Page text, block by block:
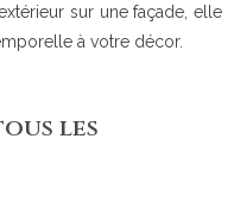
sur une façade, elle
à votre décor.
les